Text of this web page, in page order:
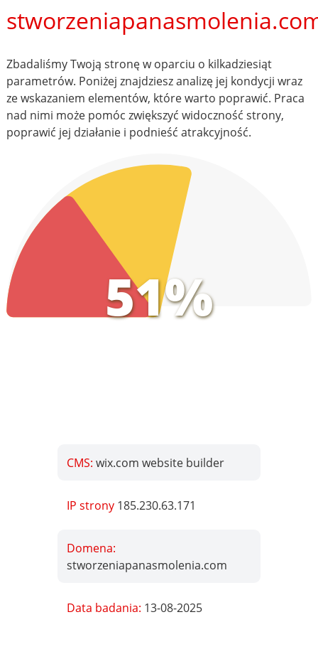
Zbadaliśmy Twoją stronę w oparciu o kilkadziesiąt
parametrów. Poniżej znajdziesz analizę jej kondycji wraz
ze wskazaniem elementów, które warto poprawić. Praca
nad nimi może pomóc zwiększyć widoczność strony,
poprawić jej działanie i podnieść atrakcyjność.
51%
CMS:wix.com website builder
IP strony 185.230.63.171
Domena:
stworzeniapanasmolenia.com
Data badania: 13-08-2025